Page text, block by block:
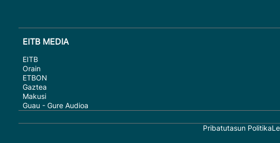
EITB MEDIA
EITB
Orain
ETBON
Gaztea
Makusi
Guau - Gure Audioa
Pribatutasun Politika